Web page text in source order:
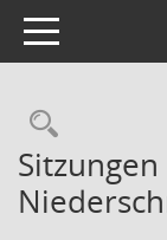
Toggle navigation